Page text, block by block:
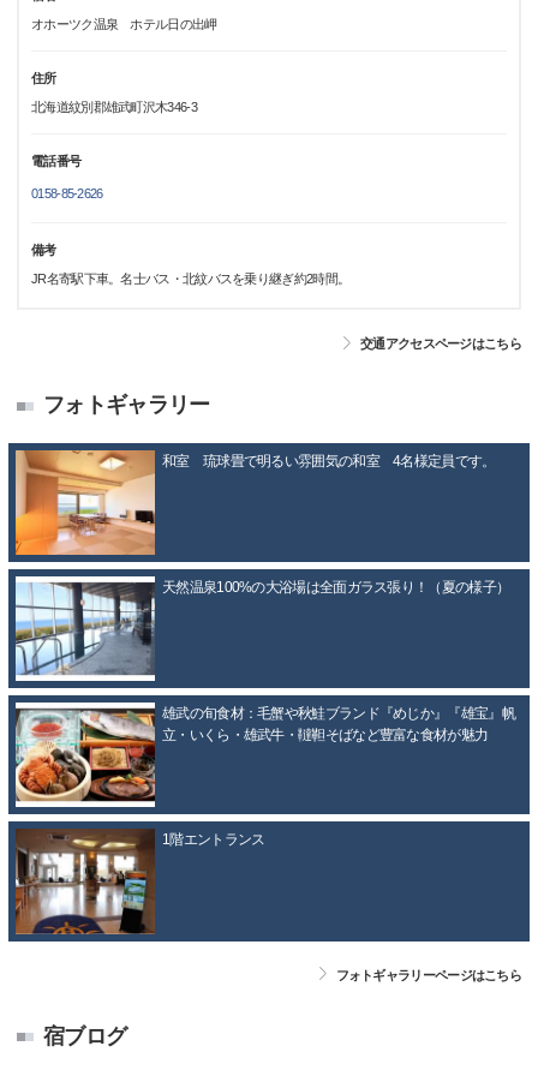
オホーツク温泉 ホテル日の出岬
住所
北海道紋別郡雄武町沢木346-3
電話番号
0158-85-2626
備考
JR名寄駅下車。名士バス・北紋バスを乗り継ぎ約2時間。
交通アクセスページはこちら
フォトギャラリー
和室 琉球畳で明るい雰囲気の和室 4名様定員です。
天然温泉100%の大浴場は全面ガラス張り！（夏の様子）
雄武の旬食材：毛蟹や秋鮭ブランド『めじか』『雄宝』帆
立・いくら・雄武牛・韃靼そばなど豊富な食材が魅力
1階エントランス
フォトギャラリーページはこちら
宿ブログ